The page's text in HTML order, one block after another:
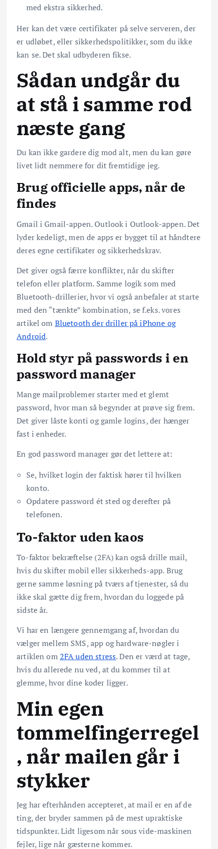
med ekstra sikkerhed.
Her kan det være certifikater på selve serveren, der
er udløbet, eller sikkerhedspolitikker, som du ikke
kan se. Det skal udbyderen fikse.
Sådan undgår du
at stå i samme rod
næste gang
Du kan ikke gardere dig mod alt, men du kan gøre
livet lidt nemmere for dit fremtidige jeg.
Brug officielle apps, når de
findes
Gmail i Gmail-appen. Outlook i Outlook-appen. Det
lyder kedeligt, men de apps er bygget til at håndtere
deres egne certifikater og sikkerhedskrav.
Det giver også færre konflikter, når du skifter
telefon eller platform. Samme logik som med
Bluetooth-drillerier, hvor vi også anbefaler at starte
med den “tænkte” kombination, se f.eks. vores
artikel om Bluetooth der driller på iPhone og
Android.
Hold styr på passwords i en
password manager
Mange mailproblemer starter med et glemt
password, hvor man så begynder at prøve sig frem.
Det giver låste konti og gamle logins, der hænger
fast i enheder.
En god password manager gør det lettere at:
Se, hvilket login der faktisk hører til hvilken
konto.
Opdatere password ét sted og derefter på
telefonen.
To-faktor uden kaos
To-faktor bekræftelse (2FA) kan også drille mail,
hvis du skifter mobil eller sikkerheds-app. Brug
gerne samme løsning på tværs af tjenester, så du
ikke skal gætte dig frem, hvordan du loggede på
sidste år.
Vi har en længere gennemgang af, hvordan du
vælger mellem SMS, app og hardware-nøgler i
artiklen om2FA uden stress. Den er værd at tage,
hvis du allerede nu ved, at du kommer til at
glemme, hvor dine koder ligger.
Min egen
tommelfingerregel
, når mailen går i
stykker
Jeg har efterhånden accepteret, at mail er en af de
ting, der bryder sammen på de mest upraktiske
tidspunkter. Lidt ligesom når sous vide-maskinen
fejler, lige når gæsterne kommer.